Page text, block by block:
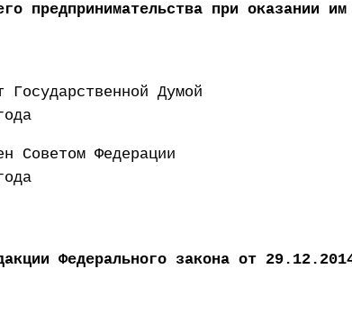
предпринимательства при оказании
Государственной
Советом
Федерального закона от